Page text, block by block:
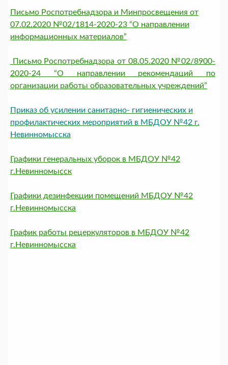
Письмо Роспотребнадзора и Минпросвещения от
07.02.2020 №02/1814-2020-23 “О направлении
информационных материалов”
Письмо Роспотребнадзора от 08.05.2020 №02/8900-
2020-24 “О направлении рекомендаций по
организации работы образовательных учреждений”
Приказ об усилении санитарно- гигиенических и
профилактических мероприятий в МБДОУ №42 г.
Невинномысска
Графики генеральных уборок в МБДОУ №42
г.Невинномысск
Графики дезинфекции помещений МБДОУ №42
г.Невинномысска
График работы рецеркуляторов в МБДОУ №42
г.Невинномысска